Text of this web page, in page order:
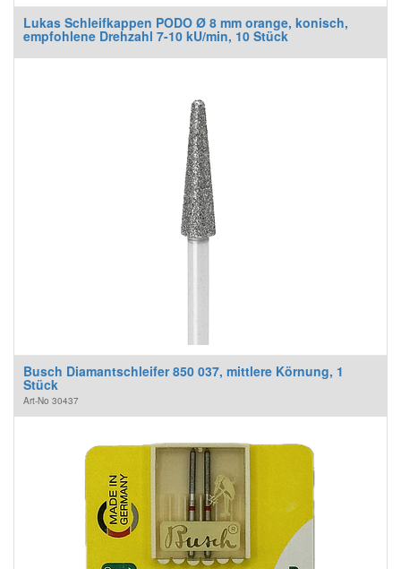
Lukas Schleifkappen PODO Ø 8 mm orange, konisch,
empfohlene Drehzahl 7-10 kU/min, 10 Stück
Busch Diamantschleifer 850 037, mittlere Körnung, 1
Stück
Art-No 30437